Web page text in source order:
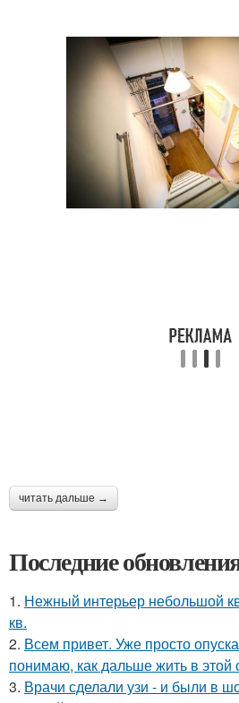
читать дальше →
Последние
1. Нежный интерьер небольшой
кв.
2. Всем привет. Уже просто
понимаю, как дальше жить в этой
3. Врачи сделали узи - и были в